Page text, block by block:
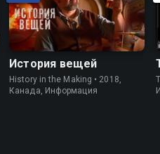
История вещей
History in the Making • 2018,
Канада, Информация